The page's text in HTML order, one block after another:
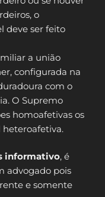
o
deve ser feito
a união
configurada na
com o
O Supremo
homoafetivas os
heteroafetiva.
informativo, é
advogado pois
e somente